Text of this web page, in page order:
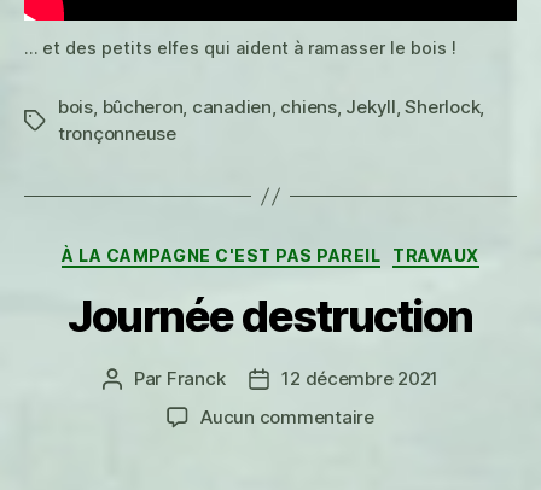
… et des petits elfes qui aident à ramasser le bois !
Étiquettes
bois, bûcheron, canadien, chiens, Jekyll,Sherlock,
tronçonneuse
Catégories
À LA CAMPAGNE C'EST PAS PAREIL TRAVAUX
Journée destruction
Auteur
l’article
Par Franck
Date12 décembre 2021
Aucun commentairesur